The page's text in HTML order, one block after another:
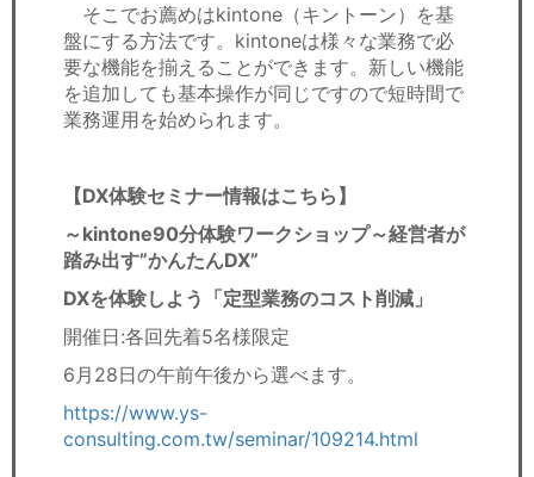
そこでお薦めはkintone（キントーン）を基
盤にする方法です。kintoneは様々な業務で必
要な機能を揃えることができます。新しい機能
を追加しても基本操作が同じですので短時間で
業務運用を始められます。
【DX体験セミナー情報はこちら】
～kintone90分体験ワークショップ～経営者が
踏み出す”かんたんDX”
DXを体験しよう「定型業務のコスト削減」
開催日:各回先着5名様限定
6月28日の午前午後から選べます。
https://www.ys-
consulting.com.tw/seminar/109214.html